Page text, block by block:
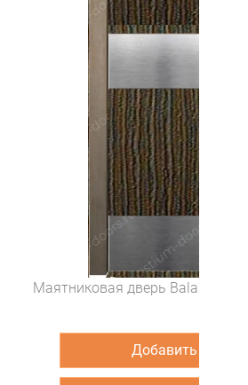
Маятниковая дверь Balance 10
Добавить в